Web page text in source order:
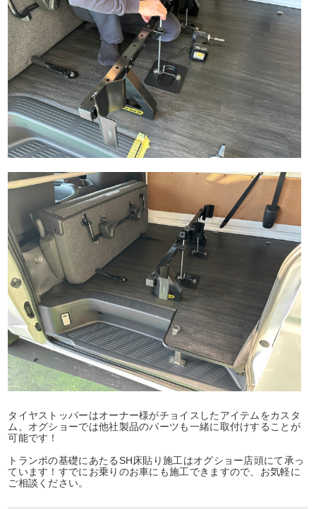
タイヤストッパーはオーナー様がチョイスしたアイテムをカスタ
ム。オグショーでは他社製品のパーツも一緒に取付けすることが
可能です！
トランポの基礎にあたるSH床貼り施工はオグショー店頭にて承っ
ています！すでにお乗りのお車にも施工できますので、お気軽に
ご相談ください。